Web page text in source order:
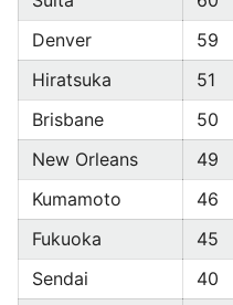
Denver
59
Hiratsuka
51
Brisbane
50
New Orleans
49
Kumamoto
46
Fukuoka
45
Sendai
40